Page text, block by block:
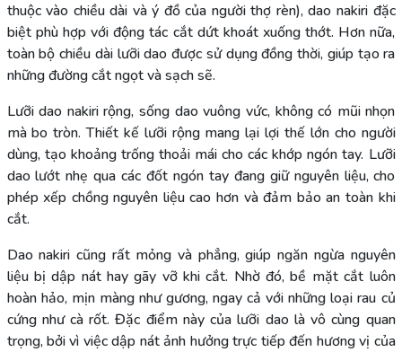
thuộc vào chiều dài và ý đồ của người thợ rèn), dao nakiri đặc
biệt phù hợp với động tác cắt dứt khoát xuống thớt. Hơn nữa,
toàn bộ chiều dài lưỡi dao được sử dụng đồng thời, giúp tạo ra
những đường cắt ngọt và sạch sẽ.
Lưỡi dao nakiri rộng, sống dao vuông vức, không có mũi nhọn
mà bo tròn. Thiết kế lưỡi rộng mang lại lợi thế lớn cho người
dùng, tạo khoảng trống thoải mái cho các khớp ngón tay. Lưỡi
dao lướt nhẹ qua các đốt ngón tay đang giữ nguyên liệu, cho
phép xếp chồng nguyên liệu cao hơn và đảm bảo an toàn khi
cắt.
Dao nakiri cũng rất mỏng và phẳng, giúp ngăn ngừa nguyên
liệu bị dập nát hay gãy vỡ khi cắt. Nhờ đó, bề mặt cắt luôn
hoàn hảo, mịn màng như gương, ngay cả với những loại rau củ
cứng như cà rốt. Đặc điểm này của lưỡi dao là vô cùng quan
trọng, bởi vì việc dập nát ảnh hưởng trực tiếp đến hương vị của